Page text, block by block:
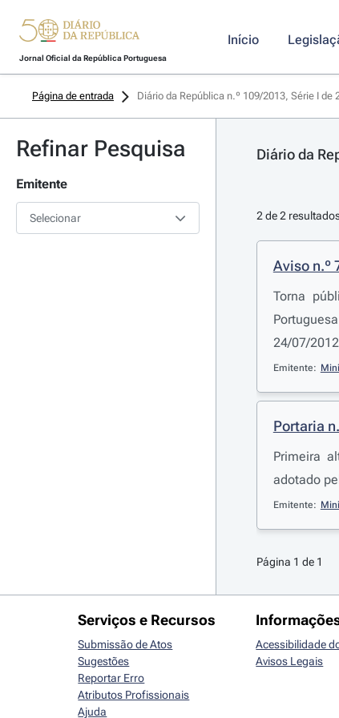
Jornal Oficial da República Portuguesa
Início
Página de entrada Diário da República n.º 109/2013, Série I de
Refinar Pesquisa
Emitente
Selecionar
Diário da
2 de 2
Aviso n.º
Torna
24/07/2012
Emitente:
Portaria
Primeira
adotado
Emitente:
Página 1 de 1
Serviços e Recursos
Submissão de Atos
Sugestões
Reportar Erro
Atributos Profissionais
Ajuda
Acessibilidade
Avisos Legais